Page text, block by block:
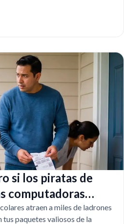
si los piratas de
computadoras
atraen a miles de ladrones
tus paquetes valiosos de la